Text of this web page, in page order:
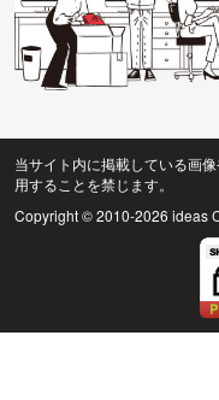
当サイト内に掲載している画
用することを禁じます。
Copyright © 2010-2026 ideas